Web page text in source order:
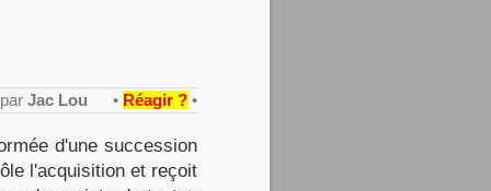
parJac Lou • Réagir ? •
d'une succession
l'acquisition et reçoit